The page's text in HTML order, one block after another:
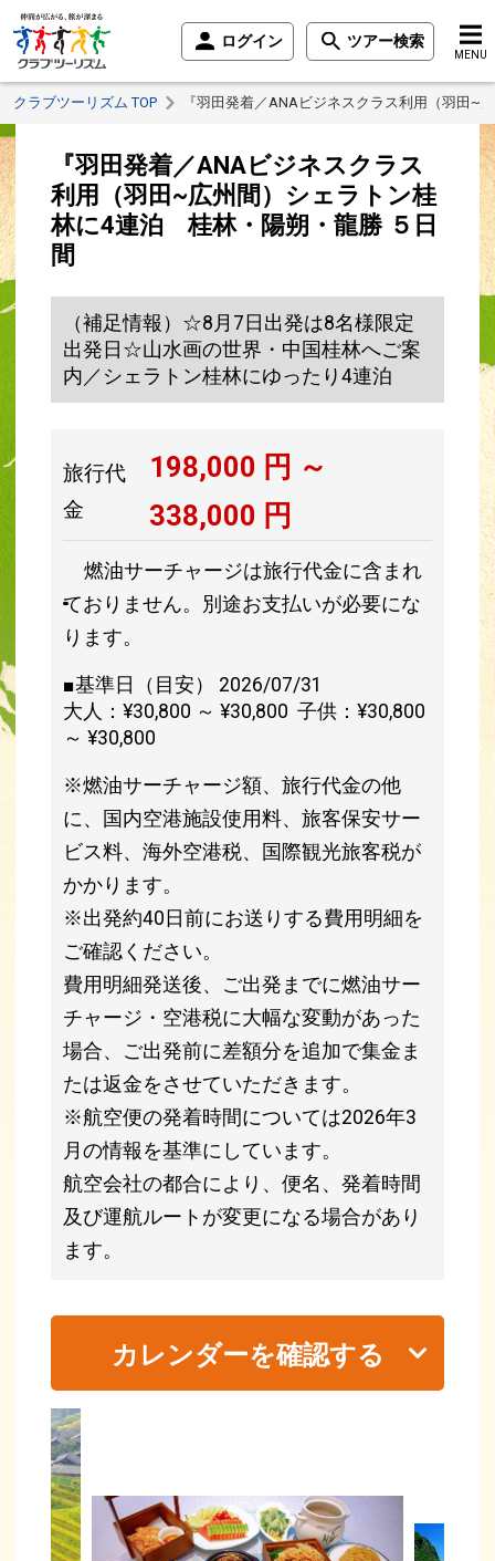
ログイン ツアー検索
MENU
クラブツーリズム TOP 『羽田発着／ANAビジネスクラス利用（羽田
『羽田発着／ANAビジネスクラス
利用（羽田~広州間）シェラトン桂
林に4連泊 桂林・陽朔・龍勝 ５日
間
（補足情報）☆8月7日出発は8名様限定
出発日☆山水画の世界・中国桂林へご案
内／シェラトン桂林にゆったり4連泊
旅行代
金
198,000 円 ～
338,000 円
燃油サーチャージは旅行代金に含まれ
ておりません。別途お支払いが必要にな
ります。
■基準日（目安） 2026/07/31
大人：¥30,800 ～ ¥30,800 子供：¥30,800
～ ¥30,800
※燃油サーチャージ額、旅行代金の他
に、国内空港施設使用料、旅客保安サー
ビス料、海外空港税、国際観光旅客税が
かかります。
※出発約40日前にお送りする費用明細を
ご確認ください。
費用明細発送後、ご出発までに燃油サー
チャージ・空港税に大幅な変動があった
場合、ご出発前に差額分を追加で集金ま
たは返金をさせていただきます。
※航空便の発着時間については2026年3
月の情報を基準にしています。
航空会社の都合により、便名、発着時間
及び運航ルートが変更になる場合があり
ます。
カレンダーを確認する